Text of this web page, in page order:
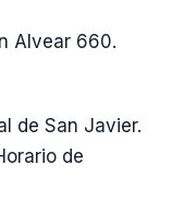
Alvear 660.
de San Javier.
de